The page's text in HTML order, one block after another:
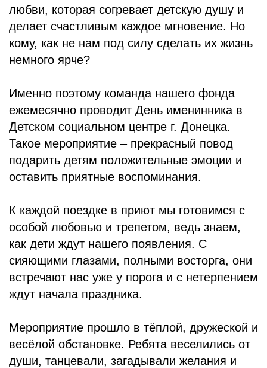
любви, которая согревает детскую душу и
делает счастливым каждое мгновение. Но
кому, как не нам под силу сделать их жизнь
немного ярче?
Именно поэтому команда нашего фонда
ежемесячно проводит День именинника в
Детском социальном центре г. Донецка.
Такое мероприятие – прекрасный повод
подарить детям положительные эмоции и
оставить приятные воспоминания.
К каждой поездке в приют мы готовимся с
особой любовью и трепетом, ведь знаем,
как дети ждут нашего появления. С
сияющими глазами, полными восторга, они
встречают нас уже у порога и с нетерпением
ждут начала праздника.
Мероприятие прошло в тёплой, дружеской и
весёлой обстановке. Ребята веселились от
души, танцевали, загадывали желания и